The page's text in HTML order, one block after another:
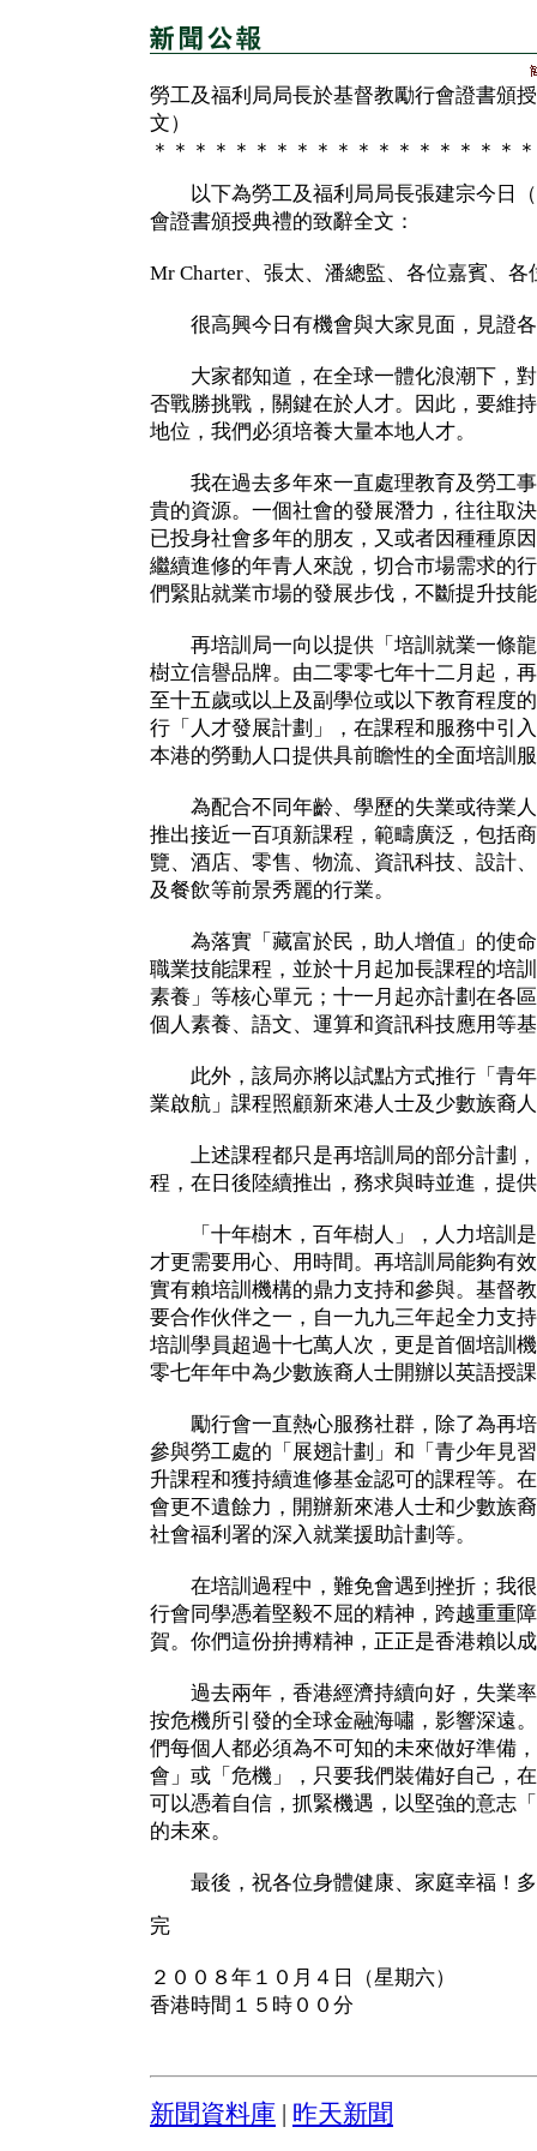
勞工及福利局局長於基督教勵行會證書頒
文）
＊＊＊＊＊＊＊＊＊＊＊＊＊＊＊＊＊＊
以下為勞工及福利局局長張建宗今日（
會證書頒授典禮的致辭全文：
Mr Charter、張太、潘總監、各位嘉賓、各
很高興今日有機會與大家見面，見證各
大家都知道，在全球一體化浪潮下，對
否戰勝挑戰，關鍵在於人才。因此，要維
地位，我們必須培養大量本地人才。
我在過去多年來一直處理教育及勞工事
貴的資源。一個社會的發展潛力，往往取
已投身社會多年的朋友，又或者因種種原
繼續進修的年青人來說，切合市場需求的
們緊貼就業市場的發展步伐，不斷提升技
再培訓局一向以提供「培訓就業一條龍
樹立信譽品牌。由二零零七年十二月起，
至十五歲或以上及副學位或以下教育程度
行「人才發展計劃」，在課程和服務中引
本港的勞動人口提供具前瞻性的全面培訓
為配合不同年齡、學歷的失業或待業人
推出接近一百項新課程，範疇廣泛，包括
覽、酒店、零售、物流、資訊科技、設計
及餐飲等前景秀麗的行業。
為落實「藏富於民，助人增值」的使命
職業技能課程，並於十月起加長課程的培
素養」等核心單元；十一月起亦計劃在各
個人素養、語文、運算和資訊科技應用等
此外，該局亦將以試點方式推行「青年
業啟航」課程照顧新來港人士及少數族裔
上述課程都只是再培訓局的部分計劃，
程，在日後陸續推出，務求與時並進，提
「十年樹木，百年樹人」，人力培訓是
才更需要用心、用時間。再培訓局能夠有
實有賴培訓機構的鼎力支持和參與。基督
要合作伙伴之一，自一九九三年起全力支
培訓學員超過十七萬人次，更是首個培訓
零七年年中為少數族裔人士開辦以英語授
勵行會一直熱心服務社群，除了為再培
參與勞工處的「展翅計劃」和「青少年見
升課程和獲持續進修基金認可的課程等。
會更不遺餘力，開辦新來港人士和少數族
社會福利署的深入就業援助計劃等。
在培訓過程中，難免會遇到挫折；我很
行會同學憑着堅毅不屈的精神，跨越重重
賀。你們這份拚搏精神，正正是香港賴以
過去兩年，香港經濟持續向好，失業率
按危機所引發的全球金融海嘯，影響深遠
們每個人都必須為不可知的未來做好準備
會」或「危機」，只要我們裝備好自己，
可以憑着自信，抓緊機遇，以堅強的意志
的未來。
最後，祝各位身體健康、家庭幸福！
完
２００８年１０月４日（星期六）
香港時間１５時００分
新聞資料庫 昨天新聞